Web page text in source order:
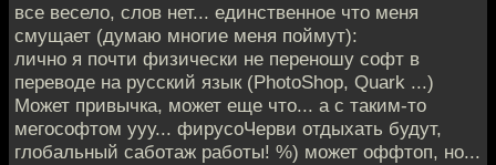
все весело, слов нет... единственное что меня
смущает (думаю многие меня поймут):
лично я почти физически не переношу софт в
переводе на русский язык (PhotoShop, Quark ...)
Может привычка, может еще что... а с таким-то
мегософтом ууу... фирусоЧерви отдыхать будут,
глобальный саботаж работы! %) может оффтоп, но...